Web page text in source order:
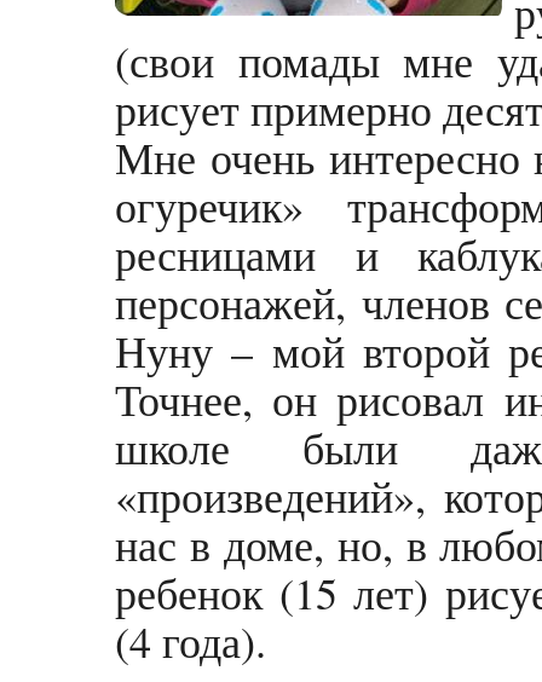
(свои помады мне
рисует примерно
Мне очень интересно
огуречик»
ресницами и
персонажей, членов
Нуну – мой второй
Точнее, он рисовал
школе были
«произведений»,
нас в доме, но, в
ребенок (15 лет)
(4 года).